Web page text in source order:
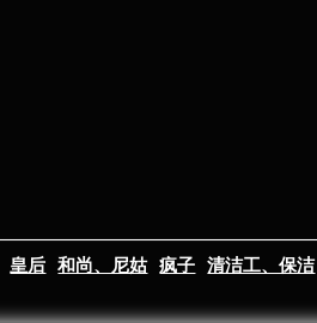
皇后 和尚、尼姑 疯子 清洁工、保洁